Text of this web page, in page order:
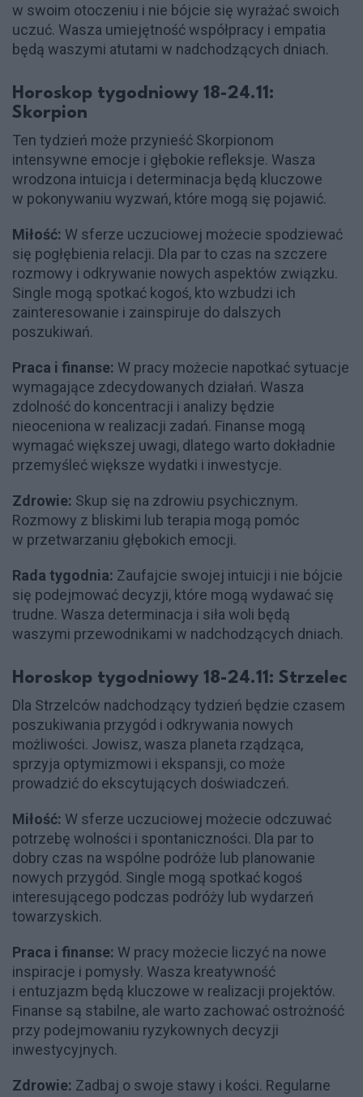
w swoim otoczeniu i nie bójcie się wyrażać swoich
uczuć. Wasza umiejętność współpracy i empatia
będą waszymi atutami w nadchodzących dniach.
Horoskop tygodniowy 18-24.11:
Skorpion
Ten tydzień może przynieść Skorpionom
intensywne emocje i głębokie refleksje. Wasza
wrodzona intuicja i determinacja będą kluczowe
w pokonywaniu wyzwań, które mogą się pojawić.
Miłość: W sferze uczuciowej możecie spodziewać
się pogłębienia relacji. Dla par to czas na szczere
rozmowy i odkrywanie nowych aspektów związku.
Single mogą spotkać kogoś, kto wzbudzi ich
zainteresowanie i zainspiruje do dalszych
poszukiwań.
Praca i finanse: W pracy możecie napotkać sytuacje
wymagające zdecydowanych działań. Wasza
zdolność do koncentracji i analizy będzie
nieoceniona w realizacji zadań. Finanse mogą
wymagać większej uwagi, dlatego warto dokładnie
przemyśleć większe wydatki i inwestycje.
Zdrowie: Skup się na zdrowiu psychicznym.
Rozmowy z bliskimi lub terapia mogą pomóc
w przetwarzaniu głębokich emocji.
Rada tygodnia: Zaufajcie swojej intuicji i nie bójcie
się podejmować decyzji, które mogą wydawać się
trudne. Wasza determinacja i siła woli będą
waszymi przewodnikami w nadchodzących dniach.
Horoskop tygodniowy 18-24.11: Strzelec
Dla Strzelców nadchodzący tydzień będzie czasem
poszukiwania przygód i odkrywania nowych
możliwości. Jowisz, wasza planeta rządząca,
sprzyja optymizmowi i ekspansji, co może
prowadzić do ekscytujących doświadczeń.
Miłość: W sferze uczuciowej możecie odczuwać
potrzebę wolności i spontaniczności. Dla par to
dobry czas na wspólne podróże lub planowanie
nowych przygód. Single mogą spotkać kogoś
interesującego podczas podróży lub wydarzeń
towarzyskich.
Praca i finanse: W pracy możecie liczyć na nowe
inspiracje i pomysły. Wasza kreatywność
i entuzjazm będą kluczowe w realizacji projektów.
Finanse są stabilne, ale warto zachować ostrożność
przy podejmowaniu ryzykownych decyzji
inwestycyjnych.
Zdrowie: Zadbaj o swoje stawy i kości. Regularne